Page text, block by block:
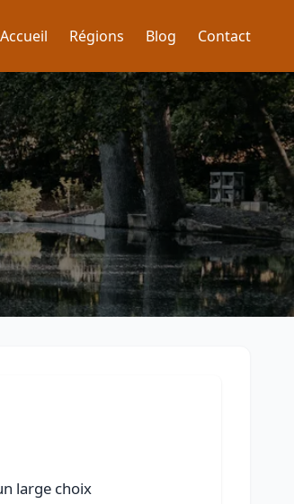
Accueil Régions Blog Contact
large choix